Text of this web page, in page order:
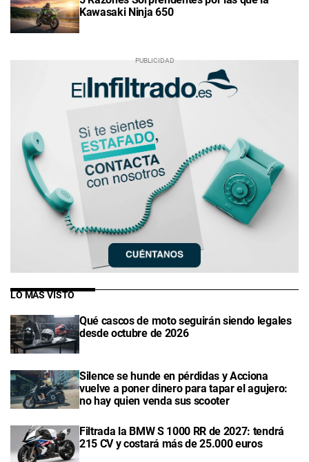
Kawasaki Ninja 650
LO MÁS VISTO
Qué cascos de moto seguirán siendo legales
desde octubre de 2026
Silence se hunde en pérdidas y Acciona
vuelve a poner dinero para tapar el agujero:
no hay quien venda sus scooter
Filtrada la BMW S 1000 RR de 2027: tendrá
215 CV y costará más de 25.000 euros